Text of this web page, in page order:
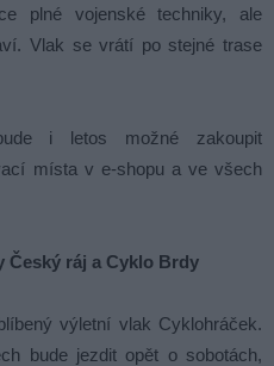
plné vojenské techniky, ale
Vlak se vrátí po stejné trase
i letos možné zakoupit
místa v e-shopu a ve všech
Český ráj a Cyklo Brdy
výletní vlak Cyklohráček.
bude jezdit opět o sobotách,